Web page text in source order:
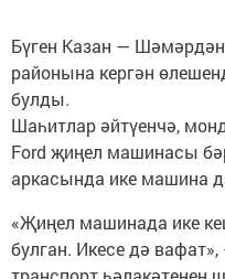
Бүген Казан —
районына кергән
булды.
Шаһитлар әйтүенчә,
Ford җиңел машинасы
аркасында ике машина
«Җиңел машинада ике
булган. Икесе дә